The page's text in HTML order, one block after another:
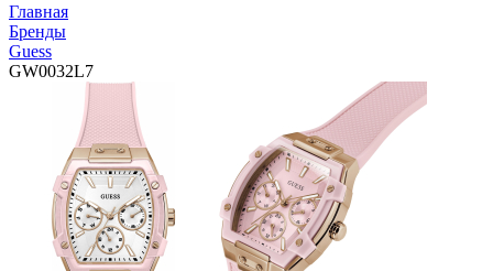
Главная
Бренды
Guess
GW0032L7